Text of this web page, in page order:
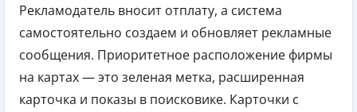
Рекламодатель вносит отплату, а система
самостоятельно создаем и обновляет рекламные
сообщения. Приоритетное расположение фирмы
на картах — это зеленая метка, расширенная
карточка и показы в поисковике. Карточки с